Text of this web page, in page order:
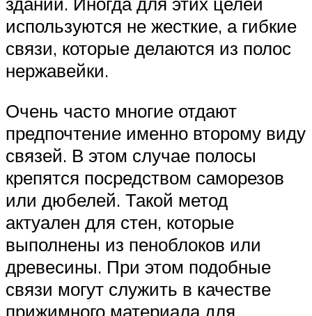
используются не жесткие, а гибкие
связи, которые делаются из полос
нержавейки.
Очень часто многие отдают
предпочтение именно второму виду
связей. В этом случае полосы
крепятся посредством саморезов
или дюбелей. Такой метод
актуален для стен, которые
выполнены из пеноблоков или
древесины. При этом подобные
связи могут служить в качестве
прижимного материала для